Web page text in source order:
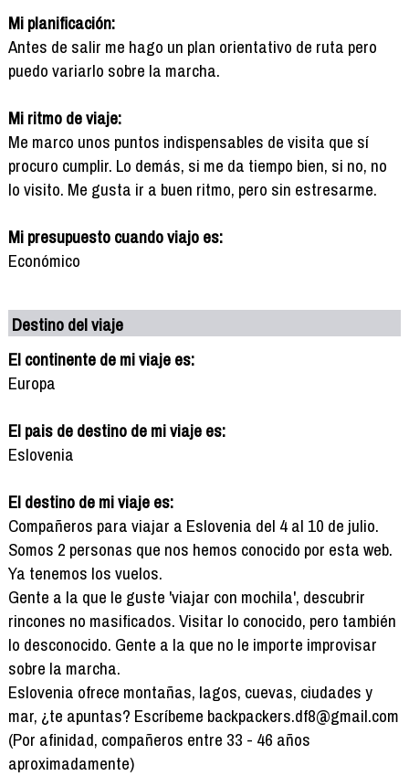
Mi planificación:
Antes de salir me hago un plan orientativo de ruta pero
puedo variarlo sobre la marcha.
Mi ritmo de viaje:
Me marco unos puntos indispensables de visita que sí
procuro cumplir. Lo demás, si me da tiempo bien, si no, no
lo visito. Me gusta ir a buen ritmo, pero sin estresarme.
Mi presupuesto cuando viajo es:
Económico
Destino del viaje
El continente de mi viaje es:
Europa
El pais de destino de mi viaje es:
Eslovenia
El destino de mi viaje es:
Compañeros para viajar a Eslovenia del 4 al 10 de julio.
Somos 2 personas que nos hemos conocido por esta web.
Ya tenemos los vuelos.
Gente a la que le guste 'viajar con mochila', descubrir
rincones no masificados. Visitar lo conocido, pero también
lo desconocido. Gente a la que no le importe improvisar
sobre la marcha.
Eslovenia ofrece montañas, lagos, cuevas, ciudades y
mar, ¿te apuntas? Escríbeme backpackers.df8@gmail.com
(Por afinidad, compañeros entre 33 - 46 años
aproximadamente)